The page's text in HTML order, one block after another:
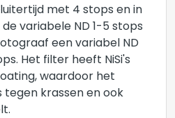
met 4 stops en in
variabele ND 1-5 stops
een variabel ND
Het filter heeft NiSi's
waardoor het
tegen krassen en ook